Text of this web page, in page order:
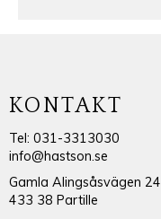
KONTAKT
Tel: 031-3313030
info@hastson.se
Gamla Alingsåsvägen 24
433 38 Partille